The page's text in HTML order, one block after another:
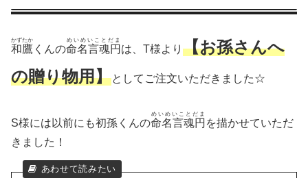
和鷹
かずたか
くんの命名言魂円
めいめいことだま
は、T様より 【お孫さんへ
の贈り物用】としてご注文いただきました☆
S様には以前にも初孫くんの命名言魂円
めいめいことだま
を描かせていただ
きました！